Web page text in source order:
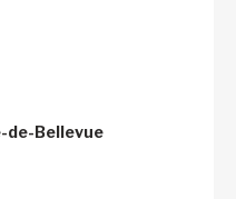
de-Bellevue